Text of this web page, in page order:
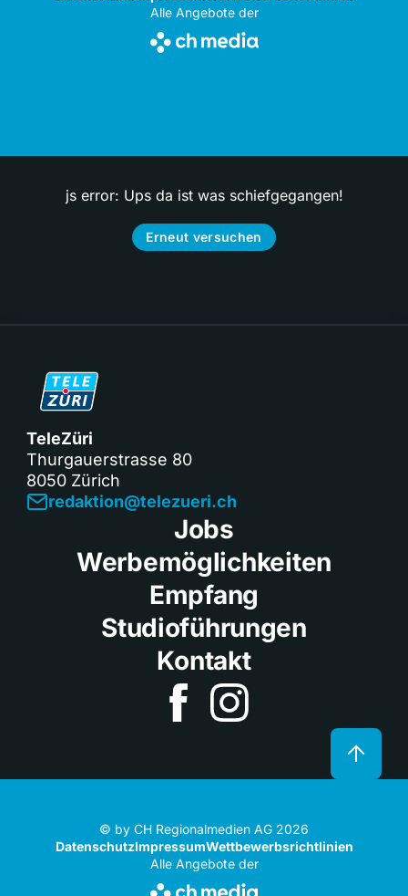
Alle Angebote der
js error: Ups da ist was schiefgegangen!
Erneut versuchen
TeleZüri
Thurgauerstrasse 80
8050 Zürich
redaktion@telezueri.ch
Jobs
Werbemöglichkeiten
Empfang
Studioführungen
Kontakt
© by CH Regionalmedien AG 2026
DatenschutzImpressumWettbewerbsrichtlinien
Alle Angebote der